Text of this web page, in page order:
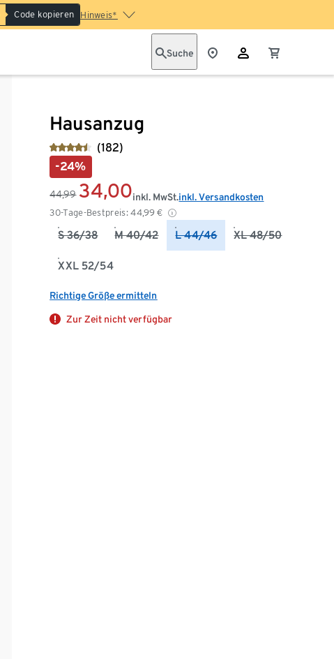
Code kopieren Hinweis*
Suche
Hausanzug
(182)
-24%
44,99 34,00
30-Tage-Bestpreis: 44,99 €
inkl. MwSt.inkl. Versandkosten
S 36/38 M 40/42 L 44/46 XL 48/50
XXL 52/54
Richtige Größe ermitteln
Zur Zeit nicht verfügbar